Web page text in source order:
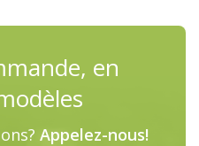
en
Appelez-nous!